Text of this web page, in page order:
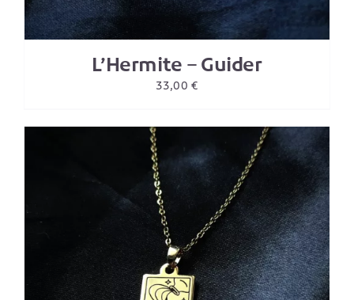
L’Hermite – Guider
33,00€